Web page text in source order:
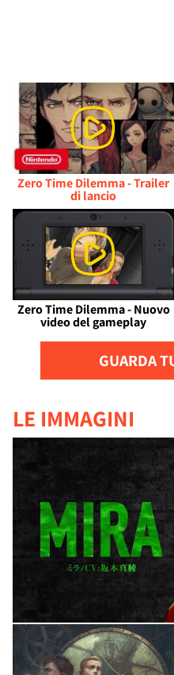
Zero Time Dilemma - Trailer
di lancio
Zero Time Dilemma - Nuovo
video del gameplay
GUARDA
LE IMMAGINI